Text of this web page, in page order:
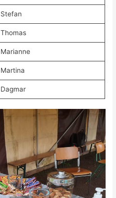
Stefan
Thomas
Marianne
Martina
Dagmar